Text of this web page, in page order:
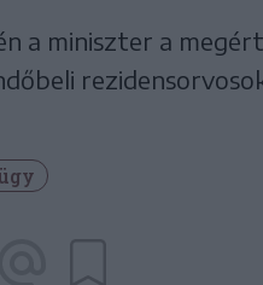
a miniszter a